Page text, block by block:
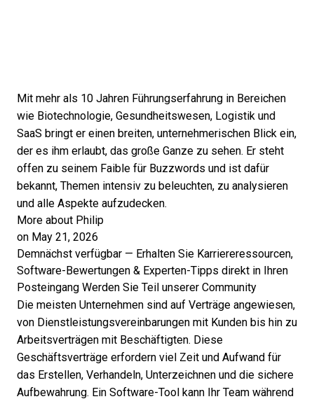
Mit mehr als 10 Jahren Führungserfahrung in Bereichen
wie Biotechnologie, Gesundheitswesen, Logistik und
SaaS bringt er einen breiten, unternehmerischen Blick ein,
der es ihm erlaubt, das große Ganze zu sehen. Er steht
offen zu seinem Faible für Buzzwords und ist dafür
bekannt, Themen intensiv zu beleuchten, zu analysieren
und alle Aspekte aufzudecken.
More about Philip
on May 21, 2026
Demnächst verfügbar — Erhalten Sie Karriereressourcen,
Software-Bewertungen & Experten-Tipps direkt in Ihren
Posteingang Werden Sie Teil unserer Community
Die meisten Unternehmen sind auf Verträge angewiesen,
von Dienstleistungsvereinbarungen mit Kunden bis hin zu
Arbeitsverträgen mit Beschäftigten. Diese
Geschäftsverträge erfordern viel Zeit und Aufwand für
das Erstellen, Verhandeln, Unterzeichnen und die sichere
Aufbewahrung. Ein Software-Tool kann Ihr Team während